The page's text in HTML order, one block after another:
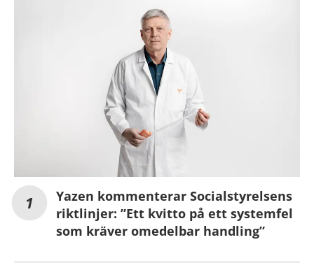
Yazen kommenterar Socialstyrelsens
riktlinjer: ”Ett kvitto på ett systemfel
som kräver omedelbar handling”